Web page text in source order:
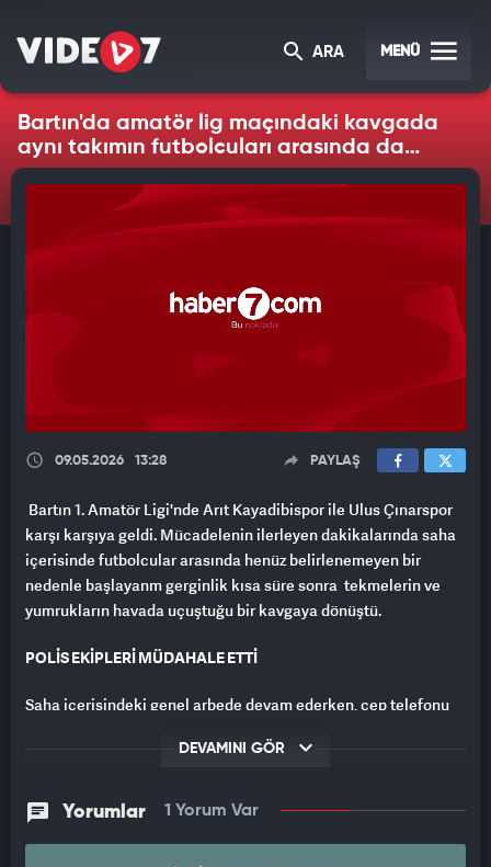
ARA MENÜ
Bartın'da amatör lig maçındaki kavgada
aynı takımın futbolcuları arasında da
kavga çıktı
09.05.2026 13:28 PAYLAŞ
Bartın 1. Amatör Ligi'nde Arıt Kayadibispor ile Ulus Çınarspor
karşı karşıya geldi. Mücadelenin ilerleyen dakikalarında saha
içerisinde futbolcular arasında henüz belirlenemeyen bir
nedenle başlayanm gerginlik kısa süre sonra tekmelerin ve
yumrukların havada uçuştuğu bir kavgaya dönüştü.
POLİS EKİPLERİ MÜDAHALE ETTİ
Saha içerisindeki genel arbede devam ederken, cep telefonu
formasını giyen iki futbolcu, rakip oyuncuları bırakarak
dönüşmesiyle iki takım arkadaşı saha ortasında birbirine girdi.
Yere düşen ve boğuşmaya devam eden oyuncuları ayırmak için
DEVAMINI GÖR
Yorumlar 1 Yorum Var